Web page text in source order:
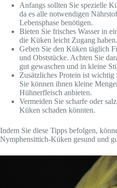
Anfangs sollten Sie spezielle
da es alle notwendigen
Lebensphase benötigen.
Bieten Sie frisches Wasser in
die Küken leicht Zugang haben.
Geben Sie den Küken täglich
und Obststücke. Achten Sie
gut gewaschen und in kleine
Zusätzliches Protein ist
Sie können ihnen kleine
Hühnerfleisch anbieten.
Vermeiden Sie scharfe oder
Küken schaden könnten.
Indem Sie diese Tipps befolgen,
Nymphensittich-Küken gesund und